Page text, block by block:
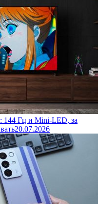
144 Гц и Mini-LED, за
20.07.2026